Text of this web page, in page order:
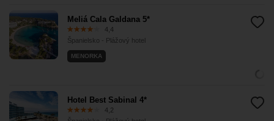
Meliá Cala Galdana 5*
4,4
Španielsko - Plážový hotel
MENORKA
Hotel Best Sabinal 4*
4,2